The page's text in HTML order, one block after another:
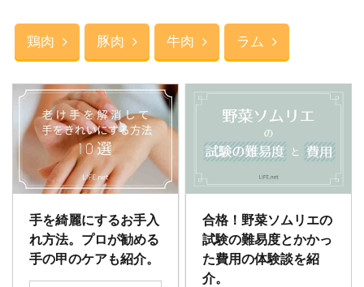
鶏肉 豚肉 牛肉 ラム
手を綺麗にするお手入
れ方法。プロが勧める
手の甲のケアも紹介。
合格！野菜ソムリエの
試験の難易度とかかっ
た費用の体験談を紹
介。